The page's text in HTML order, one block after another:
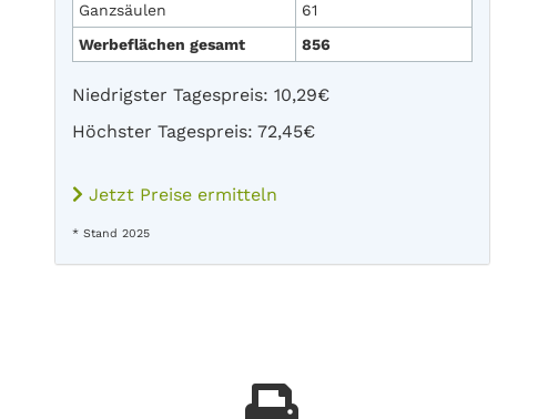
Ganzsäulen
61
Werbeflächen gesamt
856
Niedrigster Tagespreis: 10,29€
Höchster Tagespreis: 72,45€
Jetzt Preise ermitteln
* Stand 2025